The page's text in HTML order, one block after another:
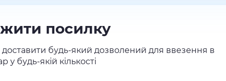
посилку
будь-який дозволений для ввезення в
у будь-якій кількості